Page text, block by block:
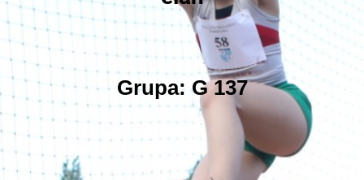
Grupa: G 137